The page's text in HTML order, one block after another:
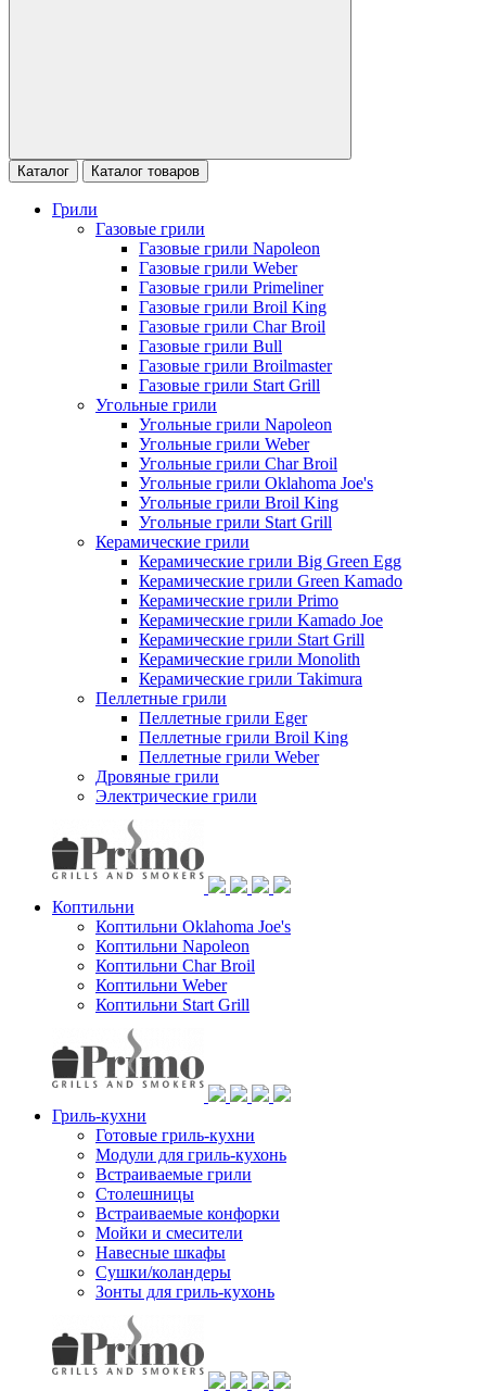
Каталог Каталог товаров
Грили
Газовые грили
Газовые грили Napoleon
Газовые грили Weber
Газовые грили Primeliner
Газовые грили Broil King
Газовые грили Char Broil
Газовые грили Bull
Газовые грили Broilmaster
Газовые грили Start Grill
Угольные грили
Угольные грили Napoleon
Угольные грили Weber
Угольные грили Char Broil
Угольные грили Oklahoma Joe's
Угольные грили Broil King
Угольные грили Start Grill
Керамические грили
Керамические грили Big Green Egg
Керамические грили Green Kamado
Керамические грили Primo
Керамические грили Kamado Joe
Керамические грили Start Grill
Керамические грили Monolith
Керамические грили Takimura
Пеллетные грили
Пеллетные грили Eger
Пеллетные грили Broil King
Пеллетные грили Weber
Дровяные грили
Электрические грили
Коптильни
Коптильни Oklahoma Joe's
Коптильни Napoleon
Коптильни Char Broil
Коптильни Weber
Коптильни Start Grill
Гриль-кухни
Готовые гриль-кухни
Модули для гриль-кухонь
Встраиваемые грили
Столешницы
Встраиваемые конфорки
Мойки и смесители
Навесные шкафы
Сушки/коландеры
Зонты для гриль-кухонь